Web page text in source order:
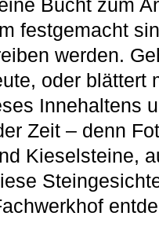
Bucht zum
festgemacht
werden.
oder blättert
Innehaltens
Zeit – denn
Kieselsteine,